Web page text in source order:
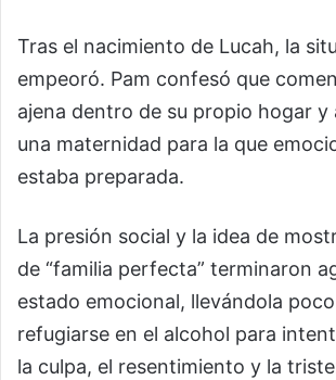
Tras el nacimiento de Lucah, la
empeoró. Pam confesó que
ajena dentro de su propio hogar y
una maternidad para la que
estaba preparada.
La presión social y la idea de
de “familia perfecta” terminaron
estado emocional, llevándola
refugiarse en el alcohol para
la culpa, el resentimiento y la